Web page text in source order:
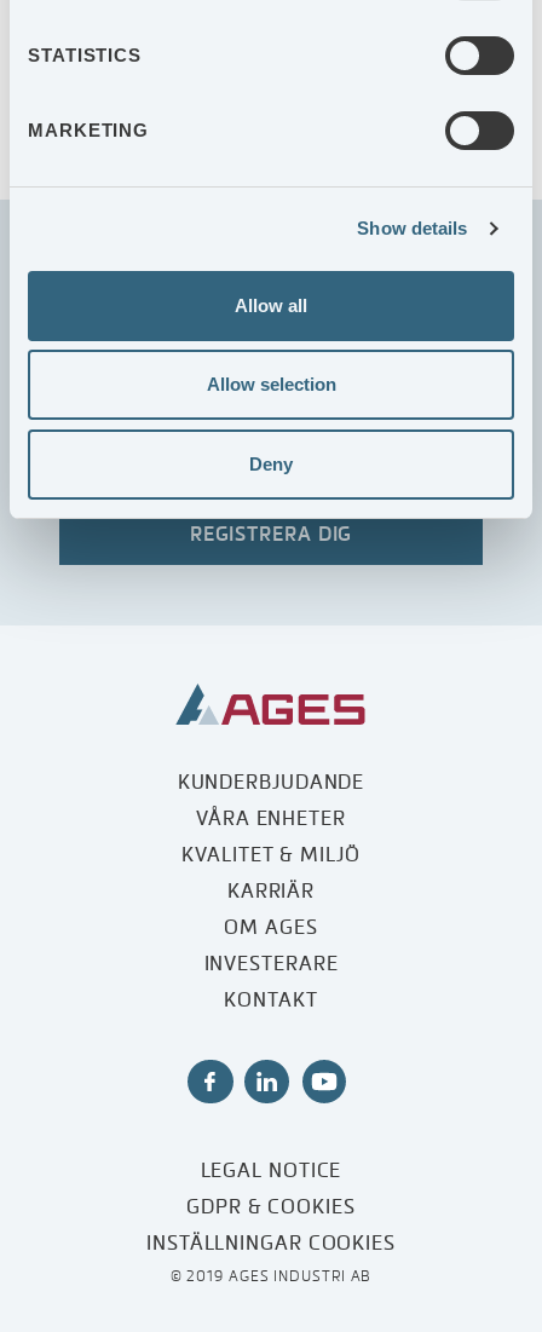
STATISTICS
MARKETING
Show details
Allow all
Allow selection
Deny
Bolagsstyrningsrapport 2019
rapporter genom mailutskick.
KUNDERBJUDANDE
VÅRA ENHETER
KVALITET & MILJÖ
KARRIÄR
OM AGES
INVESTERARE
KONTAKT
LEGAL NOTICE
GDPR & COOKIES
INSTÄLLNINGAR COOKIES
© 2019 AGES INDUSTRI AB